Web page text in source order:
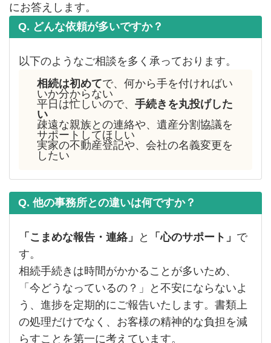
にお答えします。
Q. どんな依頼が多いですか？
以下のようなご相談を多く承っております。
相続は初めてで、何から手を付ければい
いか分からない
平日は忙しいので、 手続きを丸投げした
い
疎遠な親族との連絡や、遺産分割協議を
サポートしてほしい
実家の不動産登記や、会社の名義変更を
したい
Q. 他の事務所との違いは何ですか？
「こまめな報告・連絡」 と 「心のサポート」 で
す。
相続手続きは時間がかかることが多いため、
「今どうなっているの？」と不安にならないよ
う、進捗を定期的にご報告いたします。書類上
の処理だけでなく、お客様の精神的な負担を減
らすことを第一に考えています。